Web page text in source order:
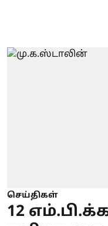
செய்திகள்
12